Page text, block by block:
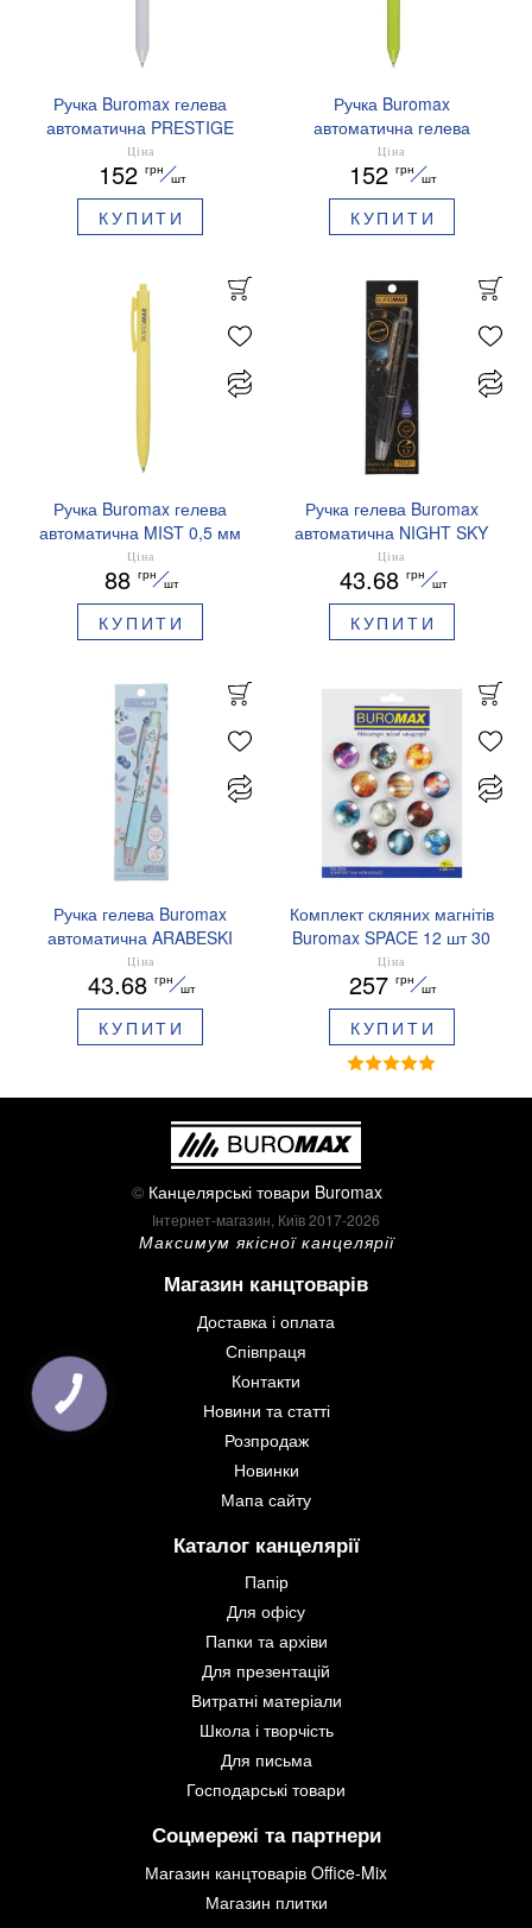
Ручка Buromax гелева
автоматична PRESTIGE
SILVER 0,5 мм сині
чорнила BM.83102
Ціна
152 грн
шт
КУПИТИ
Ручка Buromax
автоматична гелева
PRESTIGE GOLD 0,5 мм
сині чорнила BM.83101
Ціна
152 грн
шт
КУПИТИ
Ручка Buromax гелева
автоматична MIST 0,5 мм
сині чорнила BM.83103
Ціна
88 грн
шт
КУПИТИ
Ручка гелева Buromax
автоматична NIGHT SKY
ZODIAC 0.5 мм
ароматизований грип синє
чорнило BM.8379-01
Ціна
43.68 грн
шт
КУПИТИ
Ручка гелева Buromax
автоматична ARABESKI
0.5 мм ароматизований
грип синє чорнило в
блістері BM.8379-02
Ціна
43.68 грн
шт
КУПИТИ
Комплект скляних магнітів
Buromax SPACE 12 шт 30
мм BM.0048
Ціна
257 грн
шт
КУПИТИ
© Канцелярські товари Buromax
Інтернет-магазин, Київ 2017-2026
Максимум якісної канцелярії
Магазин канцтоварів
Доставка і оплата
Співпраця
Контакти
Новини та статті
Розпродаж
Новинки
Мапа сайту
Каталог канцелярії
Папір
Для офісу
Папки та архіви
Для презентацій
Витратні матеріали
Школа і творчість
Для письма
Господарські товари
Соцмережі та партнери
Магазин канцтоварів Office-Mix
Магазин плитки